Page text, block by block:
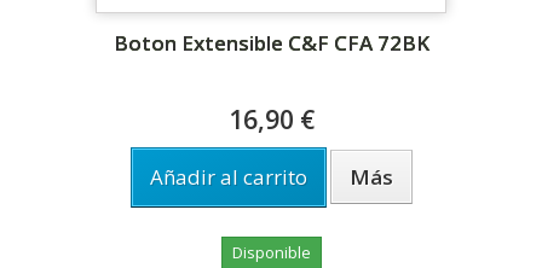
Boton Extensible C&F CFA 72BK
16,90 €
Añadir al carrito Más
Disponible